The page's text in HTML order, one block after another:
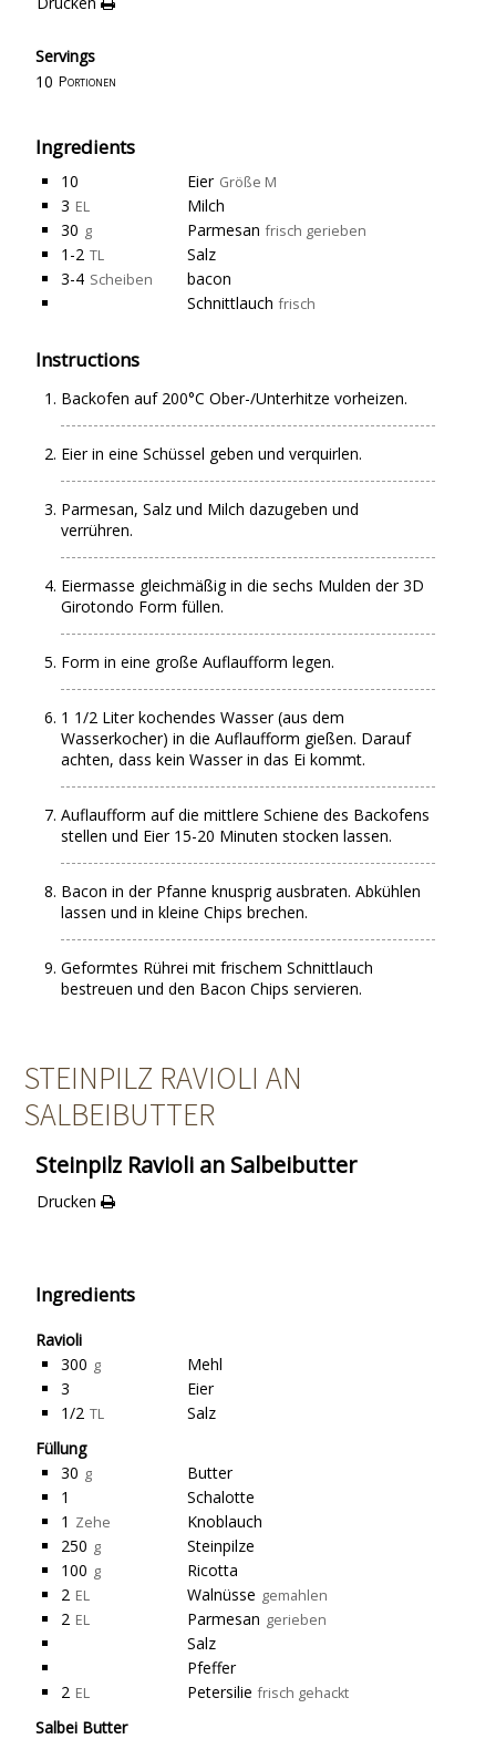
Servings
10 Portionen
Ingredients
10 Eier Größe M
3 EL
Milch
30 g Parmesan frisch gerieben
1-2 TL
Salz
3-4 Scheiben
bacon
Schnittlauch frisch
Instructions
Backofen auf 200°C Ober-/Unterhitze vorheizen.
Eier in eine Schüssel geben und verquirlen.
Parmesan, Salz und Milch dazugeben und
verrühren.
Eiermasse gleichmäßig in die sechs Mulden der 3D
Girotondo Form füllen.
Form in eine große Auflaufform legen.
1 1/2 Liter kochendes Wasser (aus dem
Wasserkocher) in die Auflaufform gießen. Darauf
achten, dass kein Wasser in das Ei kommt.
Auflaufform auf die mittlere Schiene des Backofens
stellen und Eier 15-20 Minuten stocken lassen.
Bacon in der Pfanne knusprig ausbraten. Abkühlen
lassen und in kleine Chips brechen.
Geformtes Rührei mit frischem Schnittlauch
bestreuen und den Bacon Chips servieren.
STEINPILZ RAVIOLI AN
SALBEIBUTTER
Steinpilz Ravioli an Salbeibutter
Drucken
Ingredients
Ravioli
300 g
Mehl
3
Eier
1/2 TL
Salz
Füllung
30 g
Butter
1
Schalotte
1 Zehe
Knoblauch
250 g
Steinpilze
100 g
Ricotta
2 EL Walnüsse gemahlen
2 EL Parmesan gerieben
Salz
Pfeffer
2 EL Petersilie frisch gehackt
Salbei Butter